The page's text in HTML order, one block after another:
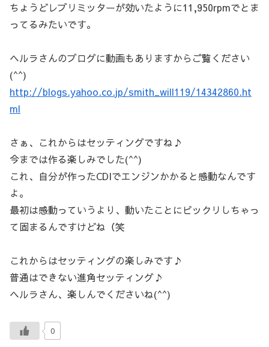
ちょうどレブリミッターが効いたように11,950rpmでとま
ってるみたいです。
ヘルラさんのブログに動画もありますからご覧ください
(^^)
http://blogs.yahoo.co.jp/smith_will119/14342860.ht
ml
さぁ、これからはセッティングですね♪
今までは作る楽しみでした(^^)
これ、自分が作ったCDIでエンジンかかると感動なんです
よ。
最初は感動っていうより、動いたことにビックリしちゃっ
て固まるんですけどね（笑
これからはセッティングの楽しみです♪
普通はできない進角セッティング♪
ヘルラさん、楽しんでくださいね(^^)
0